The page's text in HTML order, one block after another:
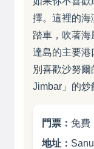
擇。這裡的海
踏車，吹著
達島的主要港
別喜歡沙努
Jimbar」的炒
門票： 免費
地址：